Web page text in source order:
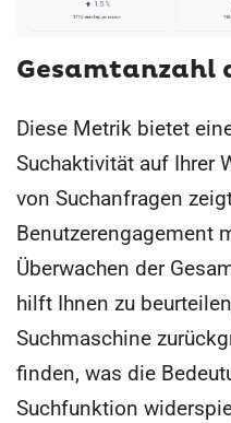
Gesamtanzahl
Diese Metrik bietet
Suchaktivität auf Ihrer
von Suchanfragen
Benutzerengagement
Überwachen der
hilft Ihnen zu
Suchmaschine
finden, was die
Suchfunktion